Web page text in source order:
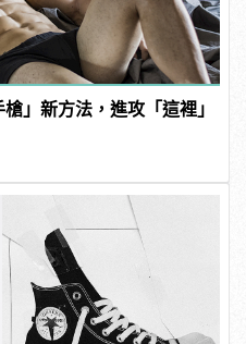
」新方法，進攻「這裡」